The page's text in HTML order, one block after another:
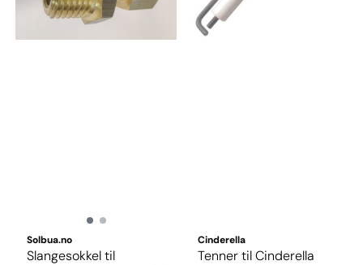
Solbua.no
Slangesokkel til
Cinderella
Tenner til Cinderella